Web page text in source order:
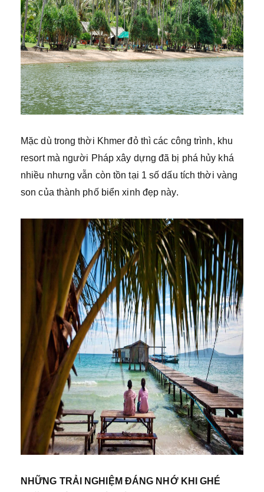
Mặc dù trong thời Khmer đỏ thì các công trình, khu
resort mà người Pháp xây dựng đã bị phá hủy khá
nhiều nhưng vẫn còn tồn tại 1 số dấu tích thời vàng
son của thành phố biển xinh đẹp này.
NHỮNG TRẢI NGHIỆM ĐÁNG NHỚ KHI GHÉ